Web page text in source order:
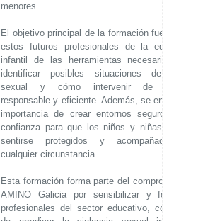
menores.
El objetivo principal de la formación fue dotar a
estos futuros profesionales de la educación
infantil de las herramientas necesarias para
identificar posibles situaciones de abuso
sexual y cómo intervenir de manera
responsable y eficiente. Además, se enfatizó la
importancia de crear entornos seguros y de
confianza para que los niños y niñas puedan
sentirse protegidos y acompañados en
cualquier circunstancia.
Esta formación forma parte del compromiso de
AMINO Galicia por sensibilizar y formar a
profesionales del sector educativo, con el fin